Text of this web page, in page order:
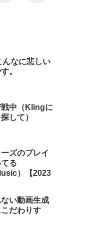
なに悲しい
。
中（Klingに
して）
ズのプレイ
る
）【2023
い動画生成
こだわりす